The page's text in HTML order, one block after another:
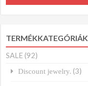
TERMÉKKATEGÓRIÁK
SALE (92)
Discount jewelry. (3)